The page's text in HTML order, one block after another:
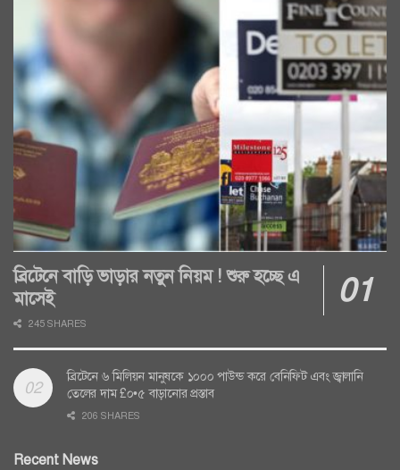
ব্রিটেনে বাড়ি ভাড়ার নতুন নিয়ম ! শুরু হচ্ছে এ
মাসেই
245 SHARES
ব্রিটেনে ৬ মিলিয়ন মানুষকে ১০০০ পাউন্ড করে বেনিফিট এবং জ্বালানি
তেলের দাম £০•৫ বাড়ানোর প্রস্তাব
206 SHARES
Recent News